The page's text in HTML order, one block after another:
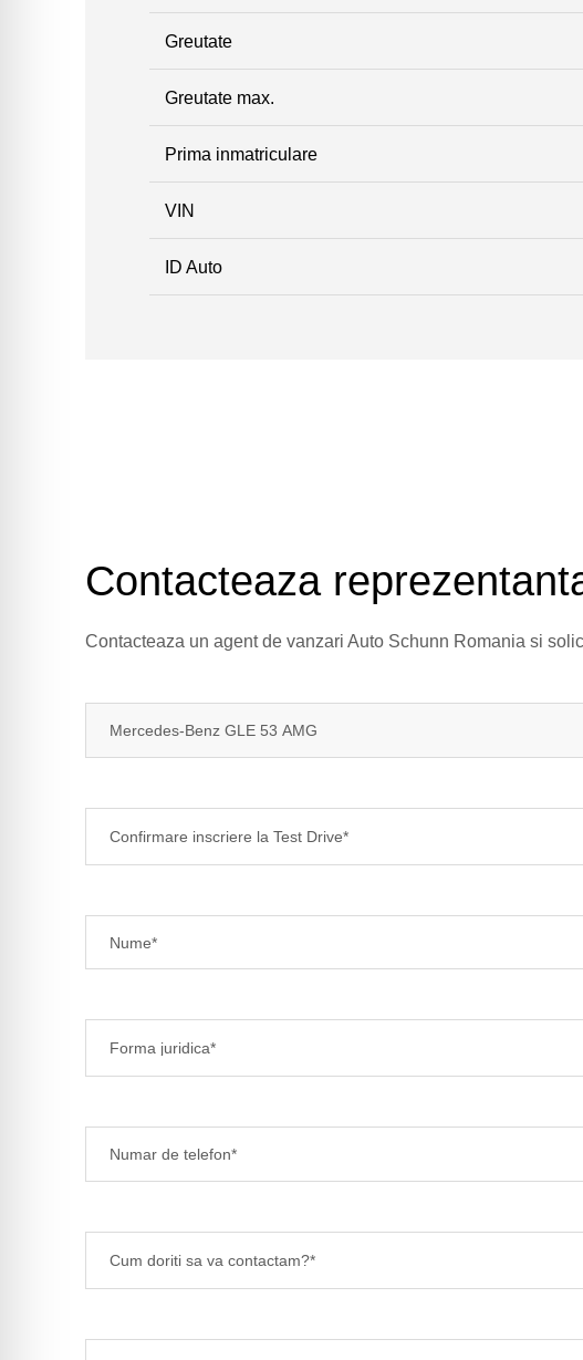
Greutate
Greutate max.
Prima inmatriculare
VIN
ID Auto
Contacteaza
Contacteaza un agent de vanzari Auto Schunn Romania si
Confirmare inscriere la Test Drive*
Forma juridica*
Cum doriti sa va contactam?*